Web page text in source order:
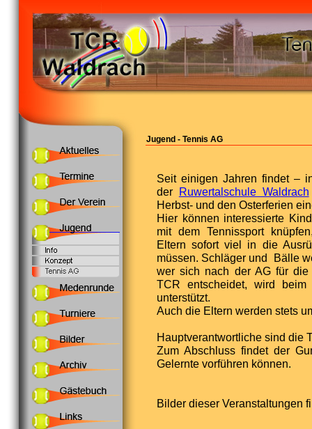
Jugend - Tennis AG
Seit einigen Jahren findet –
der Ruwertalschule Waldrach
Herbst- und den Osterferien
Hier können interessierte
mit dem Tennissport
Eltern sofort viel in die
müssen. Schläger und Bälle
wer sich nach der AG für die
TCR entscheidet, wird
unterstützt.
Auch die Eltern werden stets
Hauptverantwortliche sind die
Zum Abschluss findet der
Gelernte vorführen können.
Bilder dieser Veranstaltungen